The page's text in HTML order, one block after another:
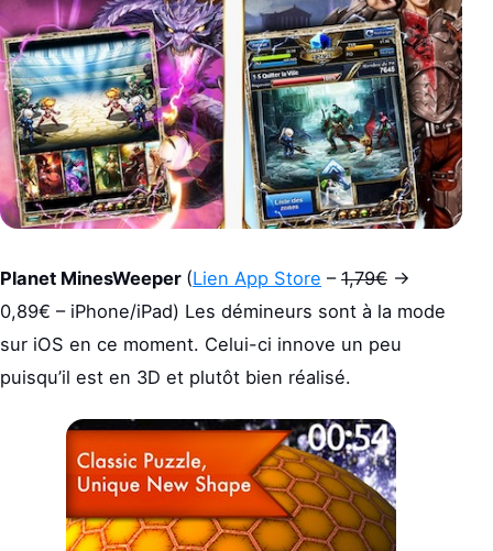
Planet MinesWeeper (Lien App Store – 1,79€ ->
0,89€ – iPhone/iPad) Les démineurs sont à la mode
sur iOS en ce moment. Celui-ci innove un peu
puisqu’il est en 3D et plutôt bien réalisé.